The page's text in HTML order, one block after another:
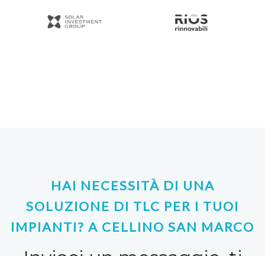
HAI NECESSITÀ DI UNA
SOLUZIONE DI TLC PER I TUOI
IMPIANTI? A CELLINO SAN MARCO